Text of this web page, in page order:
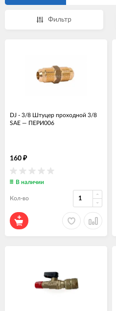
Фильтр
DJ - 3/8 Штуцер проходной 3/8
SAE — ПЕРИ006
160 ₽
В наличии
Кол-во